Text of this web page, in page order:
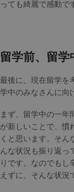
っても綺麗で感動で
留学前、留
最後に、現在留学を
学中のみなさんに向
まず、留学中の一年
が新しいことで、慣
くと思います。そん
んな状況も振り返っ
りです。なのでもし
えずに、そんな状況